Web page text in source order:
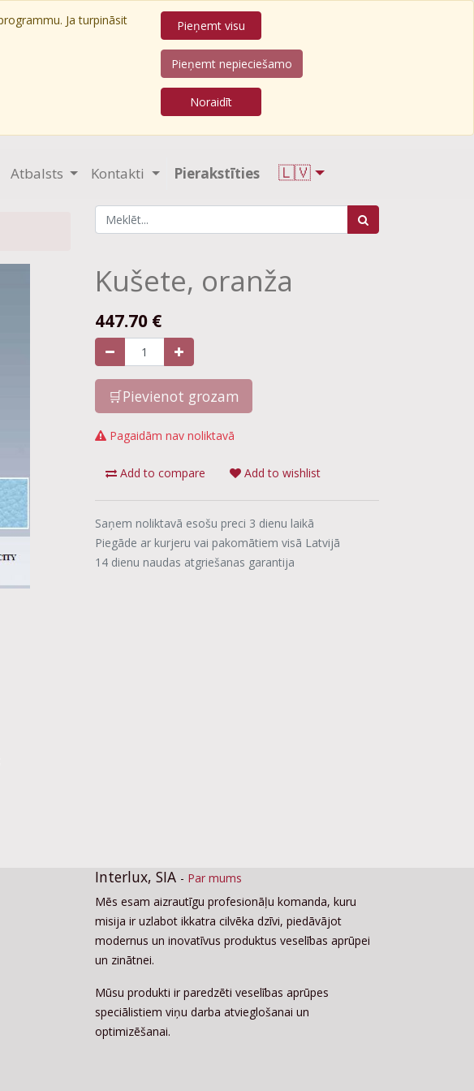
Ja turpināsit
Pieņemt visu
Pieņemt nepieciešamo
Noraidīt
Atbalsts Kontakti Pierakstīties 🇱🇻
Kušete, oranža
447.70 €
🛒Pievienot grozam
Pagaidām nav noliktavā
Add to compare Add to wishlist
Saņem noliktavā esošu preci 3 dienu laikā
Piegāde ar kurjeru vai pakomātiem visā Latvijā
14 dienu naudas atgriešanas garantija
Interlux, SIA - Par mums
Mēs esam aizrautīgu profesionāļu komanda, kuru
misija ir uzlabot ikkatra cilvēka dzīvi, piedāvājot
modernus un inovatīvus produktus veselības aprūpei
un zinātnei.
Mūsu produkti ir paredzēti veselības aprūpes
speciālistiem viņu darba atvieglošanai un
optimizēšanai.